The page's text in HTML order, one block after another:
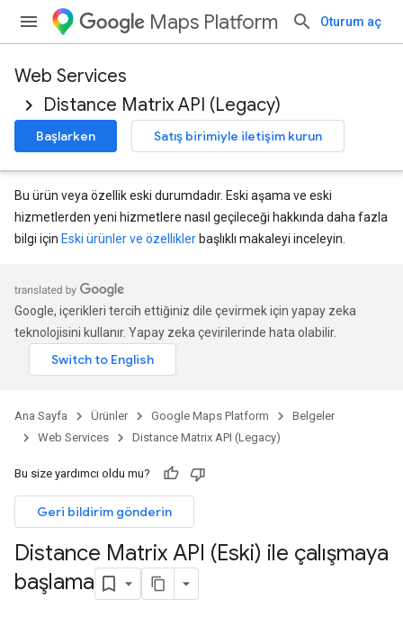
Maps Platform Oturum aç
Web Services
Distance Matrix API (Legacy)
Başlarken Satış birimiyle iletişim kurun
Bu ürün veya özellik eski durumdadır. Eski aşama ve eski
hizmetlerden yeni hizmetlere nasıl geçileceği hakkında daha fazla
bilgi için Eski ürünler ve özellikler başlıklı makaleyi inceleyin.
Google, içerikleri tercih ettiğiniz dile çevirmek için yapay zeka
teknolojisini kullanır. Yapay zeka çevirilerinde hata olabilir.
Ana Sayfa Ürünler Google Maps Platform
Belgeler
Web Services
Distance Matrix API (Legacy)
Bu size yardımcı oldu mu?
Geri bildirim gönderin
Distance Matrix API (Eski) ile çalışmaya
başlama